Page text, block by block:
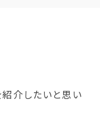
介したいと思い